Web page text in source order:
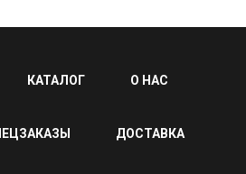
КАТАЛОГ О НАС
ДОСТАВКА